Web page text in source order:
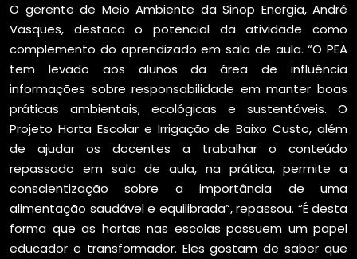
O gerente de Meio Ambiente da Sinop Energia, André
Vasques, destaca o potencial da atividade como
complemento do aprendizado em sala de aula. “O PEA
tem levado aos alunos da área de influência
informações sobre responsabilidade em manter boas
práticas ambientais, ecológicas e sustentáveis. O
Projeto Horta Escolar e Irrigação de Baixo Custo, além
de ajudar os docentes a trabalhar o conteúdo
repassado em sala de aula, na prática, permite a
conscientização sobre a importância de uma
alimentação saudável e equilibrada”, repassou. “É desta
forma que as hortas nas escolas possuem um papel
educador e transformador. Eles gostam de saber que